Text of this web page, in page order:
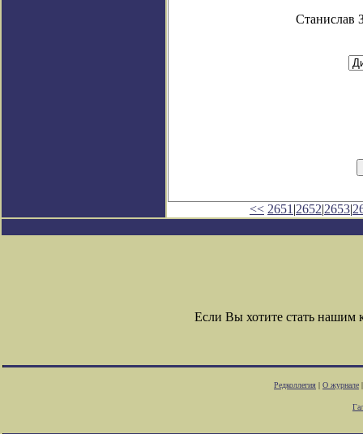
Станислав
<< 2651 |2652|2653|
Если Вы хотите стать нашим
Редколлегия | О журнале